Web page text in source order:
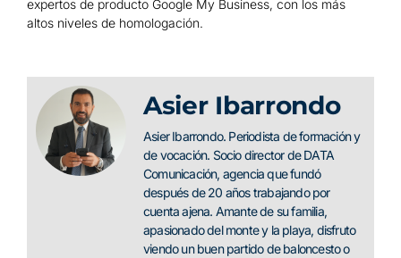
expertos de producto Google My Business, con los más
altos niveles de homologación.
Asier Ibarrondo
Asier Ibarrondo. Periodista de formación y
de vocación. Socio director de DATA
Comunicación, agencia que fundó
después de 20 años trabajando por
cuenta ajena. Amante de su familia,
apasionado del monte y la playa, disfruto
viendo un buen partido de baloncesto o